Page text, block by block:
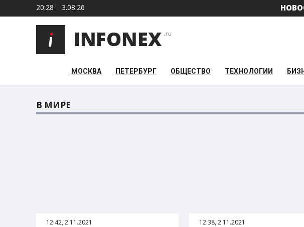
20:28 3.08.26
МОСКВА ПЕТЕРБУРГ ОБЩЕСТВО ТЕХНОЛОГИИ
В МИРЕ
12:42, 2.11.2021 12:38, 2.11.2021